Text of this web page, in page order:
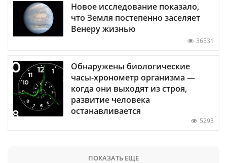
Новое исследование показало,
что Земля постепенно заселяет
Венеру жизнью
36531
Обнаружены биологические
часы-хронометр организма —
когда они выходят из строя,
развитие человека
останавливается
5293
ПОКАЗАТЬ ЕЩЕ